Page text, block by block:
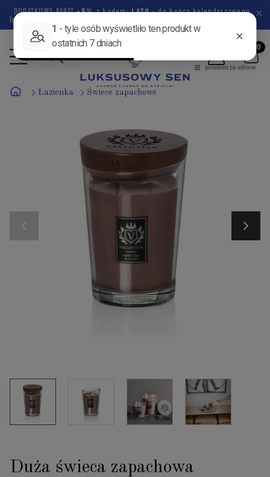
DODATKOWY RABAT-5%z kodem:LATO- do końca kalendarzowego
lata pozostało
Łazienka Świece zapachowe
Duża świeca zapachowa